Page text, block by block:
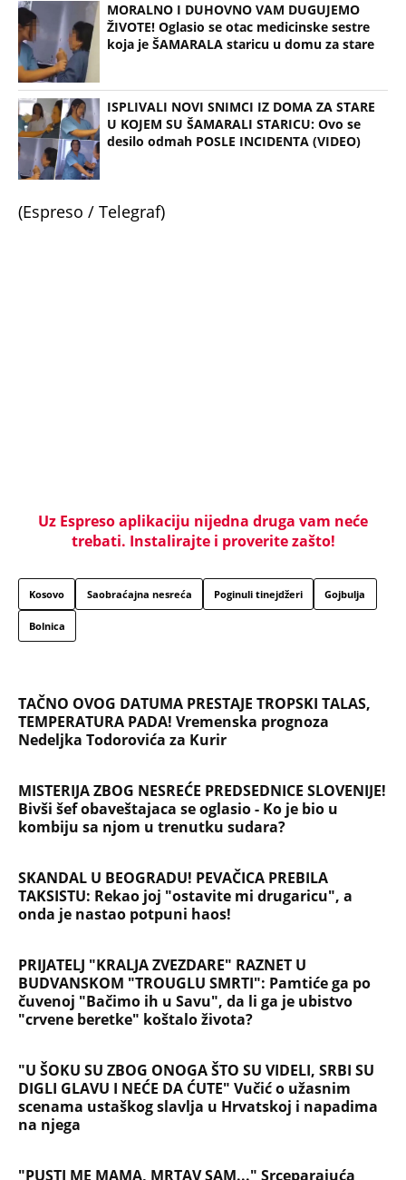
MORALNO I DUHOVNO VAM DUGUJEMO
ŽIVOTE! Oglasio se otac medicinske sestre
koja je ŠAMARALA staricu u domu za stare
ISPLIVALI NOVI SNIMCI IZ DOMA ZA STARE
U KOJEM SU ŠAMARALI STARICU: Ovo se
desilo odmah POSLE INCIDENTA (VIDEO)
(Espreso / Telegraf)
Uz Espreso aplikaciju nijedna druga vam neće
trebati. Instalirajte i proverite zašto!
Kosovo Saobraćajna nesreća Poginuli tinejdžeri Gojbulja
Bolnica
TAČNO OVOG DATUMA PRESTAJE TROPSKI TALAS,
TEMPERATURA PADA! Vremenska prognoza
Nedeljka Todorovića za Kurir
MISTERIJA ZBOG NESREĆE PREDSEDNICE SLOVENIJE!
Bivši šef obaveštajaca se oglasio - Ko je bio u
kombiju sa njom u trenutku sudara?
SKANDAL U BEOGRADU! PEVAČICA PREBILA
TAKSISTU: Rekao joj "ostavite mi drugaricu", a
onda je nastao potpuni haos!
PRIJATELJ "KRALJA ZVEZDARE" RAZNET U
BUDVANSKOM "TROUGLU SMRTI": Pamtiće ga po
čuvenoj "Bačimo ih u Savu", da li ga je ubistvo
"crvene beretke" koštalo života?
"U ŠOKU SU ZBOG ONOGA ŠTO SU VIDELI, SRBI SU
DIGLI GLAVU I NEĆE DA ĆUTE" Vučić o užasnim
scenama ustaškog slavlja u Hrvatskoj i napadima
na njega
"PUSTI ME MAMA, MRTAV SAM..." Srceparajuća